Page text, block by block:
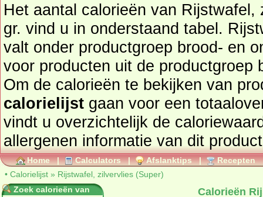
Het aantal calorieën van
gr. vind u in onderstaand tabel.
valt onder productgroep brood- en ontbijtproducten, kijk hier
voor producten uit de productgroep
Om de calorieën te bekijken van
calorielijst gaan voor een totaaloverzicht. In onderstaand tabel
vindt u overzichtelijk de caloriewaarden,
allergenen informatie van dit
Home | Calculators | Afslanktips | Recepten
• Calorielijst » Rijstwafel, zilvervlies (Super)
Zoek calorieën van
Calorieën